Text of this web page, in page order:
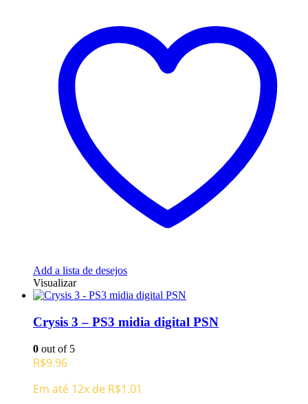
Add a lista de desejos
Visualizar
Crysis 3 – PS3 midia digital PSN
0 out of 5
R$9.96
Em até 12x de R$1.01